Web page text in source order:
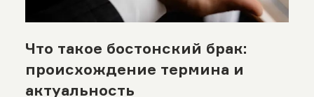
Что такое бостонский брак:
происхождение термина и
актуальность